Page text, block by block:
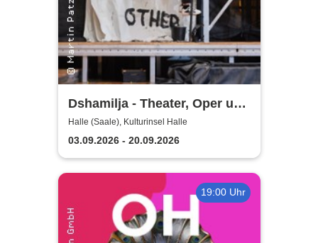
Dshamilja - Theater, Oper und
Orchester Halle
Halle (Saale), Kulturinsel Halle
03.09.2026 - 20.09.2026
19:00 Uhr